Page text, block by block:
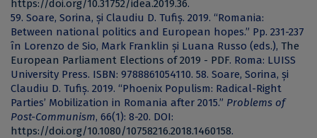
https://doi.org/10.31752/idea.2019.36.
59. Soare, Sorina, și Claudiu D. Tufiș. 2019. “Romania:
Between national politics and European hopes.” Pp. 231-237
în Lorenzo de Sio, Mark Franklin și Luana Russo (eds.), The
European Parliament Elections of 2019 - PDF. Roma: LUISS
University Press. ISBN: 9788861054110. 58. Soare, Sorina, și
Claudiu D. Tufiș. 2019. “Phoenix Populism: Radical-Right
Parties’ Mobilization in Romania after 2015.” Problems of
Post-Communism, 66(1): 8-20. DOI:
https://doi.org/10.1080/10758216.2018.1460158.